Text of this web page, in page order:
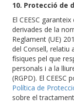
10. Protecció de
El CEESC
derivades de la
Reglament (UE)
del Consell, relatiu
físiques pel que
personals i a la
(RGPD). El CEESC
Política de
sobre el